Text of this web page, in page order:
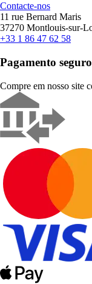
Contacte-nos
11 rue Bernard Maris
37270 Montlouis-sur-
+33 1 86 47 62 58
Pagamento seguro
Compre em nosso site